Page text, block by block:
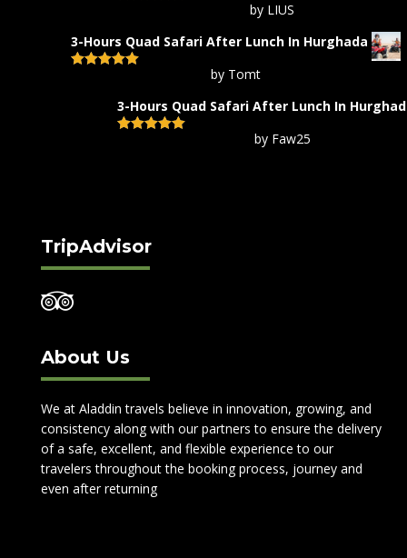
by LIUS
3-Hours Quad Safari After Lunch In Hurghada
by Tomt
3-Hours Quad Safari After Lunch In
by Faw25
TripAdvisor
About Us
We at Aladdin travels believe in innovation, growing, and
consistency along with our partners to ensure the delivery
of a safe, excellent, and flexible experience to our
travelers throughout the booking process, journey and
even after returning